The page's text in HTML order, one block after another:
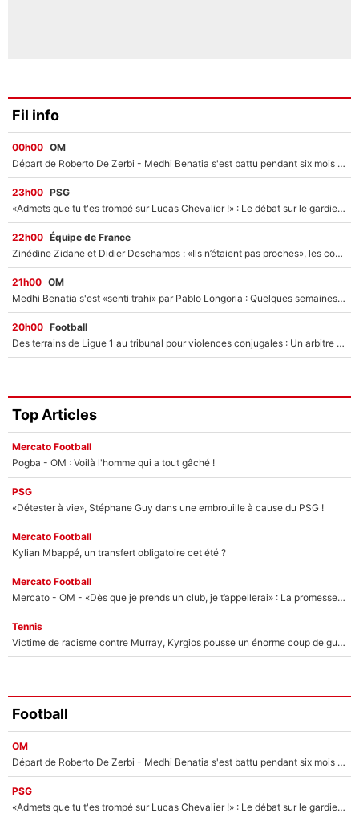
Fil info
00h00 OM
Départ de Roberto De Zerbi - Medhi Benatia s'est battu pendant six mois pour le retenir à l'OM, le PSG a été le naufrage de trop : «Je pars avec toi»
23h00 PSG
«Admets que tu t'es trompé sur Lucas Chevalier !» : Le débat sur le gardien du PSG vire au clash à l'After Foot
22h00 Équipe de France
Zinédine Zidane et Didier Deschamps : «Ils n’étaient pas proches», les confidences d’un membre de l’équipe de France 1998 sur leur relation spéciale
21h00 OM
Medhi Benatia s'est «senti trahi» par Pablo Longoria : Quelques semaines après son départ, l'ancien directeur de football de l'OM règle ses comptes
20h00 Football
Des terrains de Ligue 1 au tribunal pour violences conjugales : Un arbitre français encourt une peine de 18 mois de prison !
Top Articles
Mercato Football
Pogba - OM : Voilà l'homme qui a tout gâché !
PSG
«Détester à vie», Stéphane Guy dans une embrouille à cause du PSG !
Mercato Football
Kylian Mbappé, un transfert obligatoire cet été ?
Mercato Football
Mercato - OM - «Dès que je prends un club, je t’appellerai» : La promesse de Marcelino au moment de claquer la porte
Tennis
Victime de racisme contre Murray, Kyrgios pousse un énorme coup de gueule !
Football
OM
Départ de Roberto De Zerbi - Medhi Benatia s'est battu pendant six mois pour le retenir à l'OM, le PSG a été le naufrage de trop : «Je pars avec toi»
PSG
«Admets que tu t'es trompé sur Lucas Chevalier !» : Le débat sur le gardien du PSG vire au clash à l'After Foot